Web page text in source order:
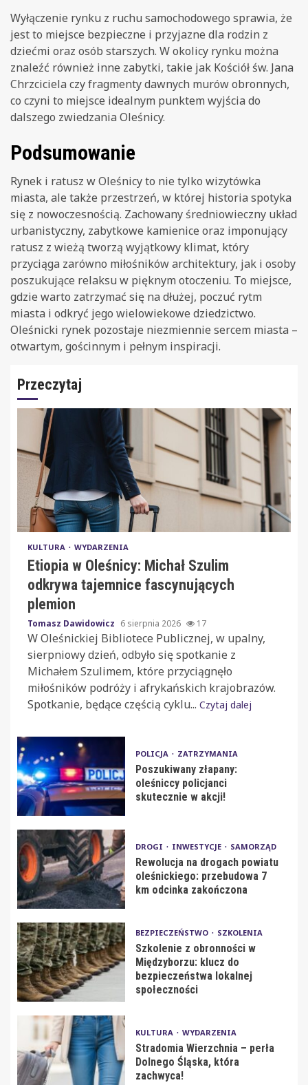
Wyłączenie rynku z ruchu samochodowego sprawia, że
jest to miejsce bezpieczne i przyjazne dla rodzin z
dziećmi oraz osób starszych. W okolicy rynku można
znaleźć również inne zabytki, takie jak Kościół św. Jana
Chrzciciela czy fragmenty dawnych murów obronnych,
co czyni to miejsce idealnym punktem wyjścia do
dalszego zwiedzania Oleśnicy.
Podsumowanie
Rynek i ratusz w Oleśnicy to nie tylko wizytówka
miasta, ale także przestrzeń, w której historia spotyka
się z nowoczesnością. Zachowany średniowieczny układ
urbanistyczny, zabytkowe kamienice oraz imponujący
ratusz z wieżą tworzą wyjątkowy klimat, który
przyciąga zarówno miłośników architektury, jak i osoby
poszukujące relaksu w pięknym otoczeniu. To miejsce,
gdzie warto zatrzymać się na dłużej, poczuć rytm
miasta i odkryć jego wielowiekowe dziedzictwo.
Oleśnicki rynek pozostaje niezmiennie sercem miasta –
otwartym, gościnnym i pełnym inspiracji.
Przeczytaj
KULTURA WYDARZENIA
Etiopia w Oleśnicy: Michał Szulim
odkrywa tajemnice fascynujących
plemion
Tomasz Dawidowicz 6 sierpnia 2026 17
W Oleśnickiej Bibliotece Publicznej, w upalny,
sierpniowy dzień, odbyło się spotkanie z
Michałem Szulimem, które przyciągnęło
miłośników podróży i afrykańskich krajobrazów.
Spotkanie, będące częścią cyklu... Czytaj dalej
POLICJA ZATRZYMANIA
Poszukiwany złapany:
oleśniccy policjanci
skutecznie w akcji!
DROGI INWESTYCJE SAMORZĄD
Rewolucja na drogach powiatu
oleśnickiego: przebudowa 7
km odcinka zakończona
BEZPIECZEŃSTWO SZKOLENIA
Szkolenie z obronności w
Międzyborzu: klucz do
bezpieczeństwa lokalnej
społeczności
KULTURA WYDARZENIA
Stradomia Wierzchnia – perła
Dolnego Śląska, która
zachwyca!